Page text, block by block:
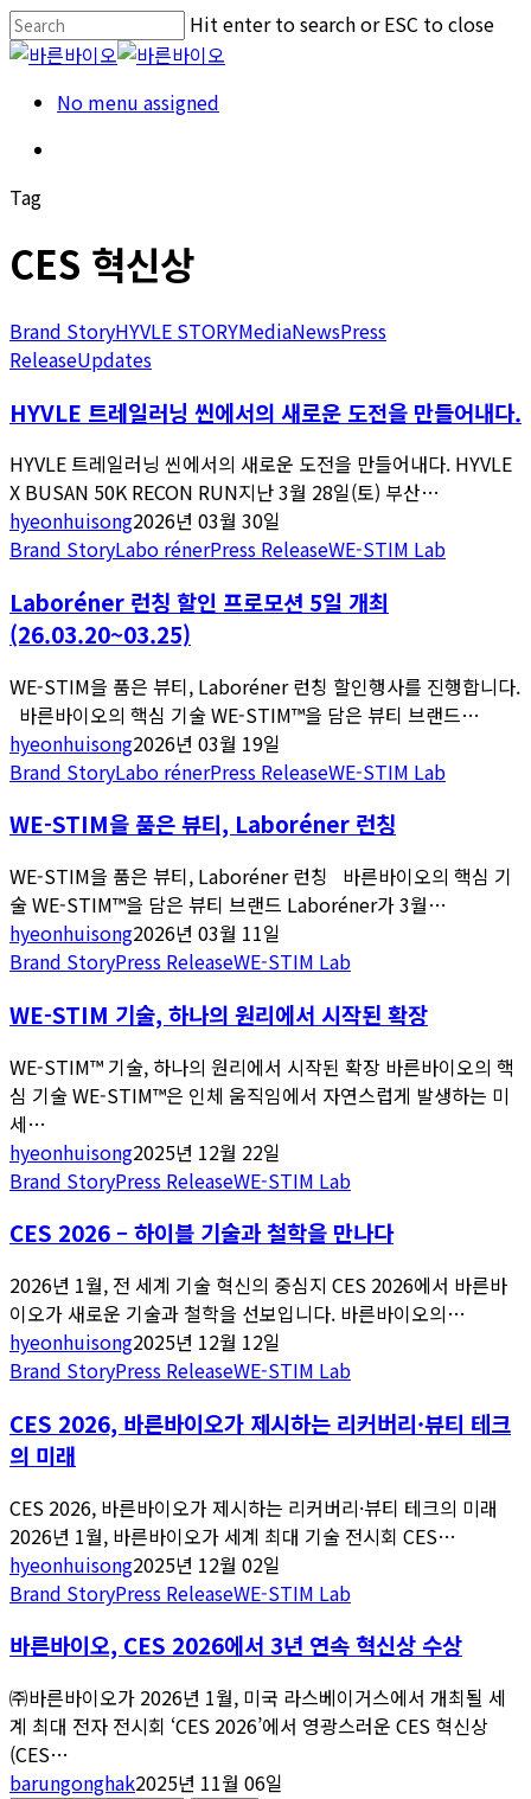
Skip
to
content
Hit enter to search or ESC to close
Close
Menu No menu assigned
Tag
CES 혁신상
Brand StoryHYVLE STORYMediaNewsPress
ReleaseUpdates
HYVLE 트레일러닝 씬에서의 새로운 도전을 만들어내다.
HYVLE 트레일러닝 씬에서의 새로운 도전을 만들어내다. HYVLE
X BUSAN 50K RECON RUN지난 3월 28일(토) 부산…
hyeonhuisong2026년 03월 30일
Brand StoryLabo rénerPress ReleaseWE-STIM Lab
Laboréner 런칭 할인 프로모션 5일 개최
(26.03.20~03.25)
WE-STIM을 품은 뷰티, Laboréner 런칭 할인행사를 진행합니다.
바른바이오의 핵심 기술 WE-STIM™을 담은 뷰티 브랜드…
hyeonhuisong2026년 03월 19일
Brand StoryLabo rénerPress ReleaseWE-STIM Lab
WE-STIM을 품은 뷰티, Laboréner 런칭
WE-STIM을 품은 뷰티, Laboréner 런칭 바른바이오의 핵심 기
술 WE-STIM™을 담은 뷰티 브랜드 Laboréner가 3월…
hyeonhuisong2026년 03월 11일
Brand StoryPress ReleaseWE-STIM Lab
WE-STIM 기술, 하나의 원리에서 시작된 확장
WE-STIM™ 기술, 하나의 원리에서 시작된 확장 바른바이오의 핵
심 기술 WE-STIM™은 인체 움직임에서 자연스럽게 발생하는 미
세…
hyeonhuisong2025년 12월 22일
Brand StoryPress ReleaseWE-STIM Lab
CES 2026 – 하이블 기술과 철학을 만나다
2026년 1월, 전 세계 기술 혁신의 중심지 CES 2026에서 바른바
이오가 새로운 기술과 철학을 선보입니다. 바른바이오의…
hyeonhuisong2025년 12월 12일
Brand StoryPress ReleaseWE-STIM Lab
CES 2026, 바른바이오가 제시하는 리커버리·뷰티 테크
의 미래
CES 2026, 바른바이오가 제시하는 리커버리·뷰티 테크의 미래
2026년 1월, 바른바이오가 세계 최대 기술 전시회 CES…
hyeonhuisong2025년 12월 02일
Brand StoryPress ReleaseWE-STIM Lab
바른바이오, CES 2026에서 3년 연속 혁신상 수상
㈜바른바이오가 2026년 1월, 미국 라스베이거스에서 개최될 세
계 최대 전자 전시회 ‘CES 2026’에서 영광스러운 CES 혁신상
(CES…
barungonghak2025년 11월 06일